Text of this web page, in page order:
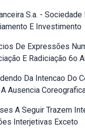
S.a. -
E Investimento
De Expressões
E Radiciação 6o
Da Intencao Do
Ausencia
A Seguir Trazem
Interjetivas Exceto